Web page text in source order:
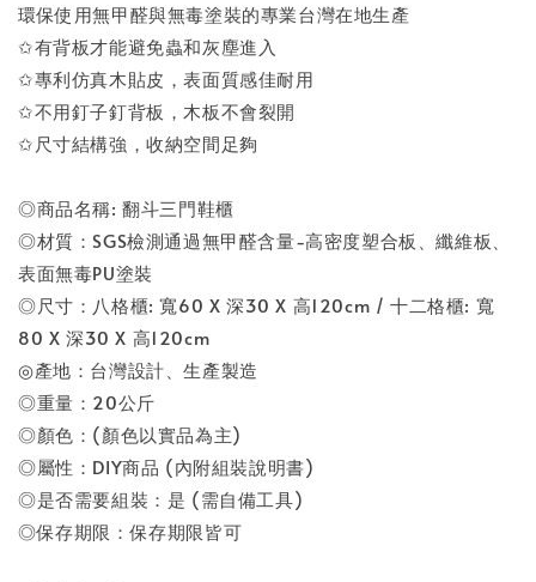
環保使用無甲醛與無毒塗裝的專業台灣在地生產
✩有背板才能避免蟲和灰塵進入
✩專利仿真木貼皮，表面質感佳耐用
✩不用釘子釘背板，木板不會裂開
✩尺寸結構強，收納空間足夠
◎商品名稱: 翻斗三門鞋櫃
◎材質：SGS檢測通過無甲醛含量-高密度塑合板、纖維板、
表面無毒PU塗裝
◎尺寸：八格櫃: 寬60 X 深30 X 高120cm / 十二格櫃: 寬
80 X 深30 X 高120cm
◎產地：台灣設計、生產製造
◎重量：20公斤
◎顏色：(顏色以實品為主)
◎屬性：DIY商品 (內附組裝說明書)
◎是否需要組裝：是 (需自備工具)
◎保存期限：保存期限皆可